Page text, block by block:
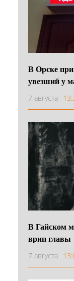
В Орске
увезший у
7 августа
В Гайском
врип главы
7 августа